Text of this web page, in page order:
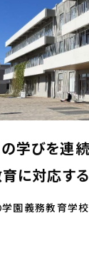
学びを連
に対応す
園義務教育学校